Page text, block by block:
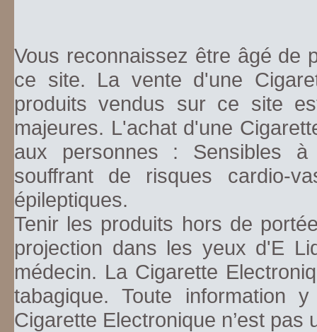
Vous reconnaissez être âgé de
ce site. La vente d'une
produits vendus sur ce site
majeures. L'achat d'une
aux personnes : Sensibles
souffrant de risques cardio-
épileptiques.
Tenir les produits hors de
projection dans les yeux d'E
médecin. La Cigarette
tabagique. Toute information
Cigarette Electronique n’est pas